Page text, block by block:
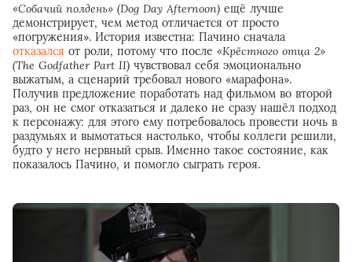
«Собачий полдень» (Dog Day Afternoon) ещё лучше
демонстрирует, чем метод отличается от просто
«погружения». История известна: Пачино сначала
отказался от роли, потому что после «Крёстного отца 2»
(The Godfather Part II) чувствовал себя эмоционально
выжатым, а сценарий требовал нового «марафона».
Получив предложение поработать над фильмом во второй
раз, он не смог отказаться и далеко не сразу нашёл подход
к персонажу: для этого ему потребовалось провести ночь в
раздумьях и вымотаться настолько, чтобы коллеги решили,
будто у него нервный срыв. Именно такое состояние, как
показалось Пачино, и помогло сыграть героя.